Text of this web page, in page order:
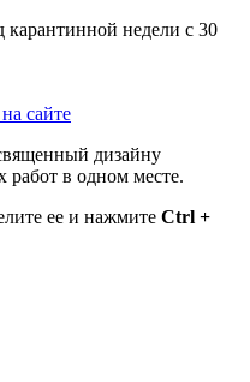
недели c 30
сайте
дизайну
работ в одном месте.
ее и нажмите Ctrl +